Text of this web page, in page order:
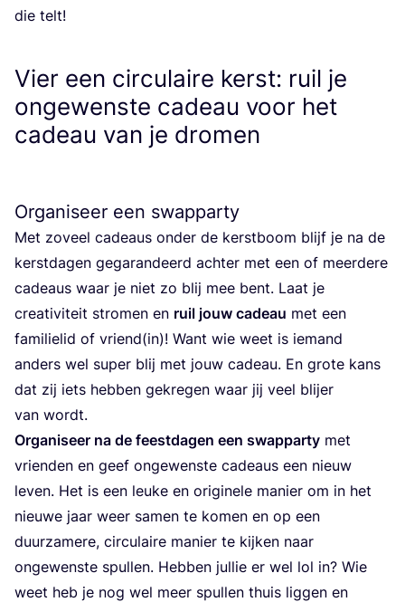
die telt!
Vier een circulaire kerst: ruil je
ongewenste cadeau voor het
cadeau van je dromen
Organiseer een swapparty
Met zoveel cadeaus onder de kerst­boom blijf je na de
kerst­da­gen gega­ran­deerd ach­ter met een of meer­de­re
cadeaus waar je niet zo blij mee bent. Laat je
cre­a­ti­vi­teit stro­men en ruil jouw cadeau met een
fami­lie­lid of vriend(in)! Want wie weet is iemand
anders wel super blij met jouw cadeau. En gro­te kans
dat zij iets heb­ben gekre­gen waar jij veel blij­er
van wordt.
Orga­ni­seer na de feest­da­gen een swap­par­ty met
vrien­den en geef onge­wens­te cadeaus een nieuw
leven. Het is een leu­ke en ori­gi­ne­le manier om in het
nieu­we jaar weer samen te komen en op een
duur­za­me­re, cir­cu­lai­re manier te kij­ken naar
onge­wens­te spul­len. Heb­ben jul­lie er wel lol in? Wie
weet heb je nog wel meer spul­len thuis lig­gen en